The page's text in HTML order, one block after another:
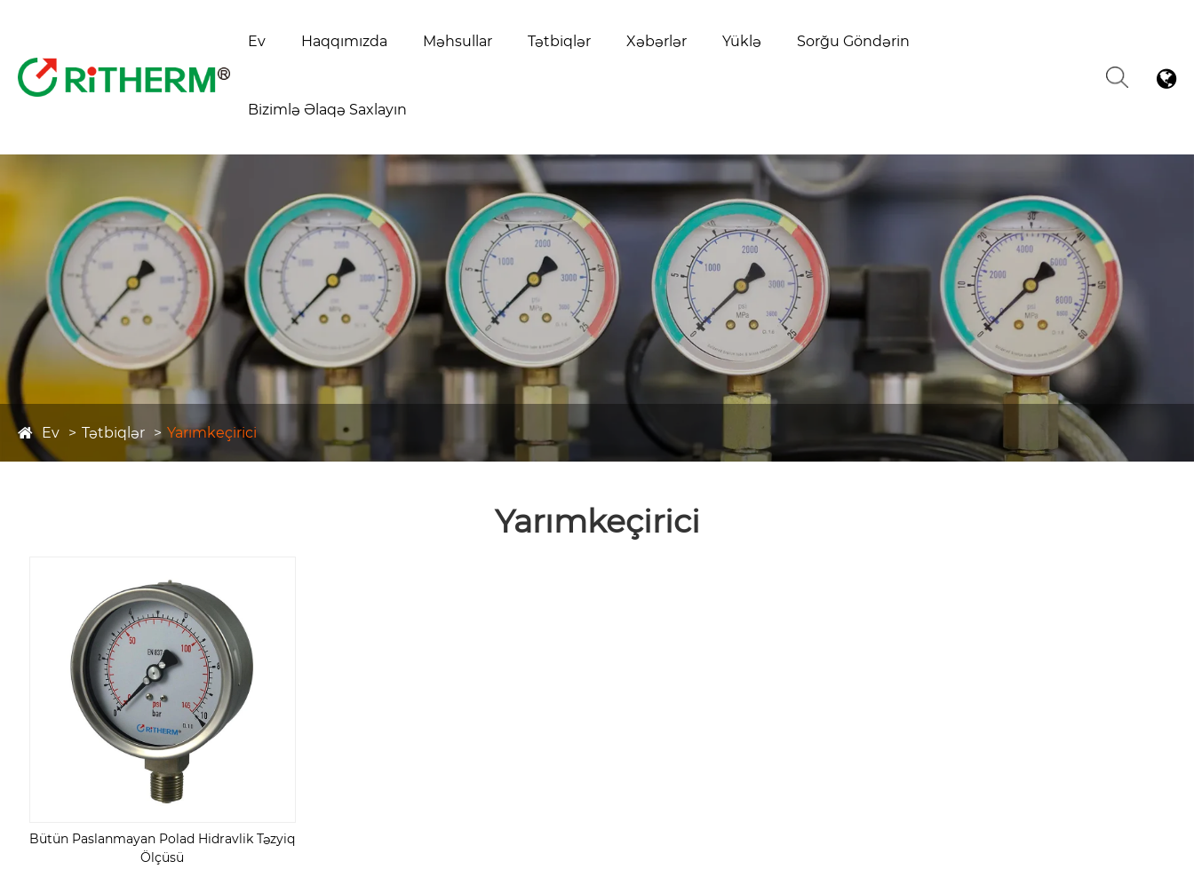
Ev Haqqımızda Məhsullar Tətbiqlər Xəbərlər Yüklə Sorğu Göndərin
Bizimlə Əlaqə Saxlayın
Ev Tətbiqlər Yarımkeçirici
Yarımkeçirici
Bütün Paslanmayan Polad Hidravlik Təzyiq
Ölçüsü